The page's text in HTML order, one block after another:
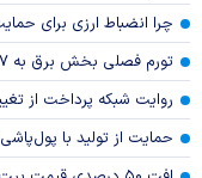
چرا انضباط ارزی برای
تورم فصلی بخش برق به ۶۵.۷ درصد رسید
روایت شبکه پرداخت از
حمایت از تولید با